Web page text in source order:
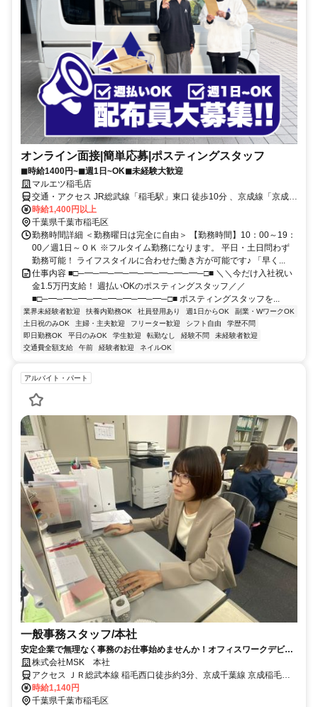
オンライン面接|簡単応募|ポスティングスタッフ
◼︎時給1400円~◼︎週1日~OK◼︎未経験大歓迎
マルエツ稲毛店
交通・アクセス JR総武線「稲毛駅」東口 徒歩10分 、京成線「京成稲
毛駅」徒歩11分
時給1,400円以上
千葉県千葉市稲毛区
勤務時間詳細 ＜勤務曜日は完全に自由＞ 【勤務時間】10：00～19：
00／週1日～ＯＫ ※フルタイム勤務になります。 平日・土日問わず
勤務可能！ ライフスタイルに合わせた働き方が可能です♪ 「早く...
仕事内容 ■□─━─━─━─━─━─━─━─━─□■ ＼＼今だけ入社祝い
金1.5万円支給！ 週払いOKのポスティングスタッフ／／
■□─━─━─━─━─━─━─━─━─□■ ポスティングスタッフを...
業界未経験者歓迎 扶養内勤務OK 社員登用あり 週1日からOK
副業・WワークOK
土日祝のみOK
主婦・主夫歓迎 フリーター歓迎 シフト自由
学歴不問
即日勤務OK
平日のみOK 学生歓迎 転勤なし 経験不問
未経験者歓迎
交通費全額支給
午前 経験者歓迎 ネイルOK
アルバイト・パート
一般事務スタッフ/本社
安定企業で無理なく事務のお仕事始めませんか！オフィスワークデビュ
ーも大歓迎！＜主婦活躍中＞
株式会社MSK 本社
アクセス ＪＲ総武本線 稲毛西口徒歩約3分、京成千葉線 京成稲毛徒
歩約4分 稲毛駅西口より徒歩４分程度
時給1,140円
千葉県千葉市稲毛区